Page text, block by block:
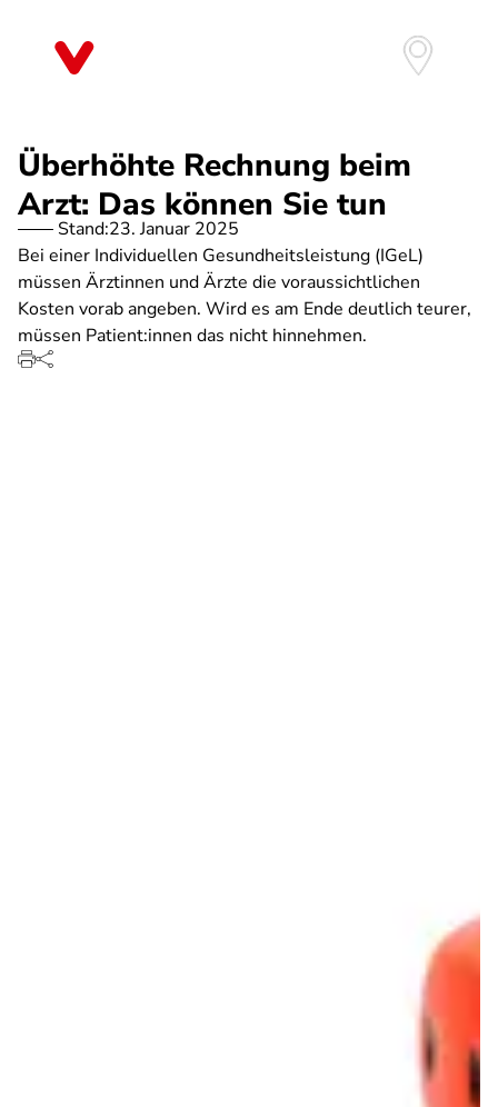
Überhöhte Rechnung beim
Arzt: Das können Sie tun
Stand:23. Januar 2025
Bei einer Individuellen Gesundheitsleistung (IGeL)
müssen Ärztinnen und Ärzte die voraussichtlichen
Kosten vorab angeben. Wird es am Ende deutlich teurer,
müssen Patient:innen das nicht hinnehmen.